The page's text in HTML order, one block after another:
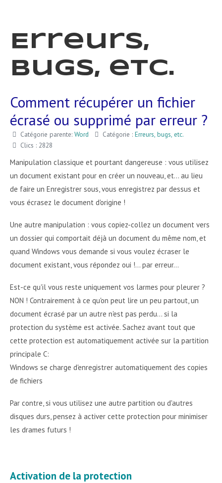
Erreurs,
bugs, etc.
Comment récupérer un fichier
écrasé ou supprimé par erreur ?
Catégorie parente: Word Catégorie : Erreurs, bugs, etc.
Clics : 2828
Manipulation classique et pourtant dangereuse : vous utilisez
un document existant pour en créer un nouveau, et... au lieu
de faire un Enregistrer sous, vous enregistrez par dessus et
vous écrasez le document d'origine !
Une autre manipulation : vous copiez-collez un document vers
un dossier qui comportait déjà un document du même nom, et
quand Windows vous demande si vous voulez écraser le
document existant, vous répondez oui !... par erreur...
Est-ce qu'il vous reste uniquement vos larmes pour pleurer ?
NON ! Contrairement à ce qu'on peut lire un peu partout, un
document écrasé par un autre n'est pas perdu... si la
protection du système est activée. Sachez avant tout que
cette protection est automatiquement activée sur la partition
principale C:
Windows se charge d'enregistrer automatiquement des copies
de fichiers
Par contre, si vous utilisez une autre partition ou d'autres
disques durs, pensez à activer cette protection pour minimiser
les drames futurs !
Activation de la protection